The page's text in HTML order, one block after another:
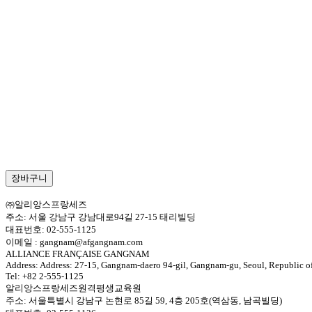
[TCF-
TP]
2024-
12-
06(금)
14H(추
가)
수
량
장바구니
㈜알리앙스프랑세즈
주소: 서울 강남구 강남대로94길 27-15 태리빌딩
대표번호: 02-555-1125
이메일 : gangnam@afgangnam.com
ALLIANCE FRANÇAISE GANGNAM
Address: Address: 27-15, Gangnam-daero 94-gil, Gangnam-gu, Seoul, Republic
Tel: +82 2-555-1125
알리앙스프랑세즈원격평생교육원
주소: 서울특별시 강남구 논현로 85길 59, 4층 205호(역삼동, 남곡빌딩)